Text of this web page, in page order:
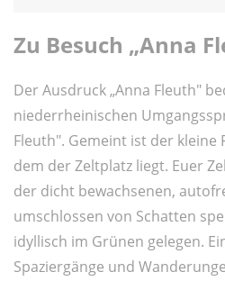
Zu Besuch „Anna
Der Ausdruck „Anna Fleuth"
niederrheinischen
Fleuth". Gemeint ist der kleine
dem der Zeltplatz liegt. Euer
der dicht bewachsenen,
umschlossen von Schatten
idyllisch im Grünen gelegen.
Spaziergänge und